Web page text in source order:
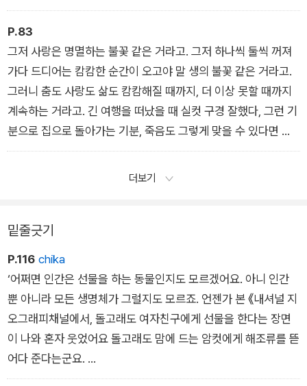
P.83
그저 사랑은 명멸하는 불꽃 같은 거라고. 그저 하나씩 둘씩 꺼져
가다 드디어는 캄캄한 순간이 오고야 말 생의 불꽃 같은 거라고.
그러니 춤도 사랑도 삶도 캄캄해질 때까지, 더 이상 못할 때까지
계속하는 거라고. 긴 여행을 떠났을 때 실컷 구경 잘했다, 그런 기
분으로 집으로 돌아가는 기분, 죽음도 그렇게 맞을 수 있다면 최
고가 아니겠냐고.
더보기
밑줄긋기
P.116 chika
‘어쩌면 인간은 선물을 하는 동물인지도 모르겠어요. 아니 인간
뿐 아니라 모든 생명체가 그럴지도 모르죠. 언젠가 본 《내셔널 지
오그래피채널에서, 돌고래도 여자친구에게 선물을 한다는 장면
이 나와 혼자 웃었어요 돌고래도 맘에 드는 암컷에게 해조류를 뜯
어다 준다는군요.
인간뿐 아니라 동물도 선물을 한다는 걸 보면서, 산다는 건 그 자